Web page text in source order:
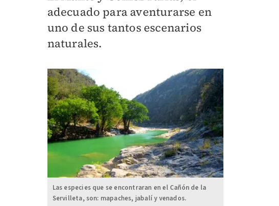
adecuado para aventurarse en
uno de sus tantos escenarios
naturales.
Las especies que se encontraran en el Cañón de la
Servilleta, son: mapaches, jabalí y venados.